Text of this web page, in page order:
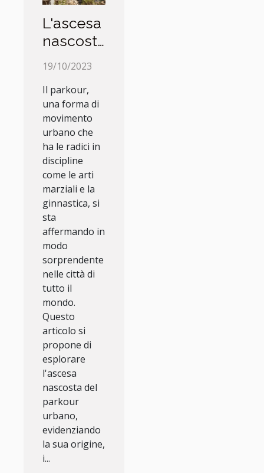
L'ascesa
nascosta
del
urbano
19/10/2023
Il parkour,
una forma di
movimento
urbano che
ha le radici in
discipline
come le arti
marziali e la
ginnastica, si
sta
affermando in
modo
sorprendente
nelle città di
tutto il
mondo.
Questo
articolo si
propone di
esplorare
l'ascesa
nascosta del
parkour
urbano,
evidenziando
la sua origine,
i...